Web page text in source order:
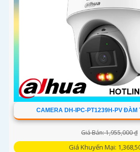
CAMERA DH-IPC-PT1239H-PV ĐÀM
Giá Bán: 1,955,000 ₫
Giá Khuyến Mại: